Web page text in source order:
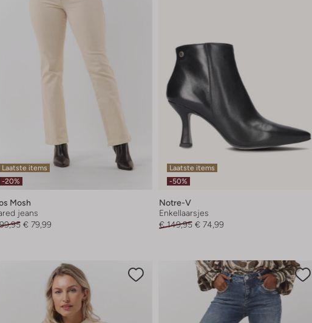
Laatste items
-20%
Mosh
jeans
€ 79,99
Laatste items
-50%
Notre-V
Enkellaarsjes
€ 149,95 € 74,99